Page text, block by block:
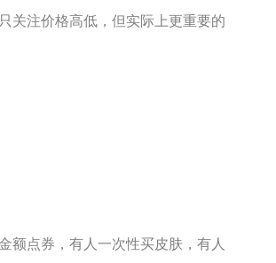
关注价格高低，但实际上更重要的
额点券，有人一次性买皮肤，有人